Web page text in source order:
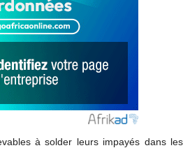
à solder leurs impayés dans les